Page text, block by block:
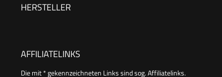
HERSTELLER
AFFILIATELINKS
Die mit * gekennzeichneten Links sind sog. Affiliatelinks.